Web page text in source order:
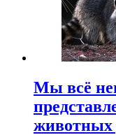
Мы всё
животных